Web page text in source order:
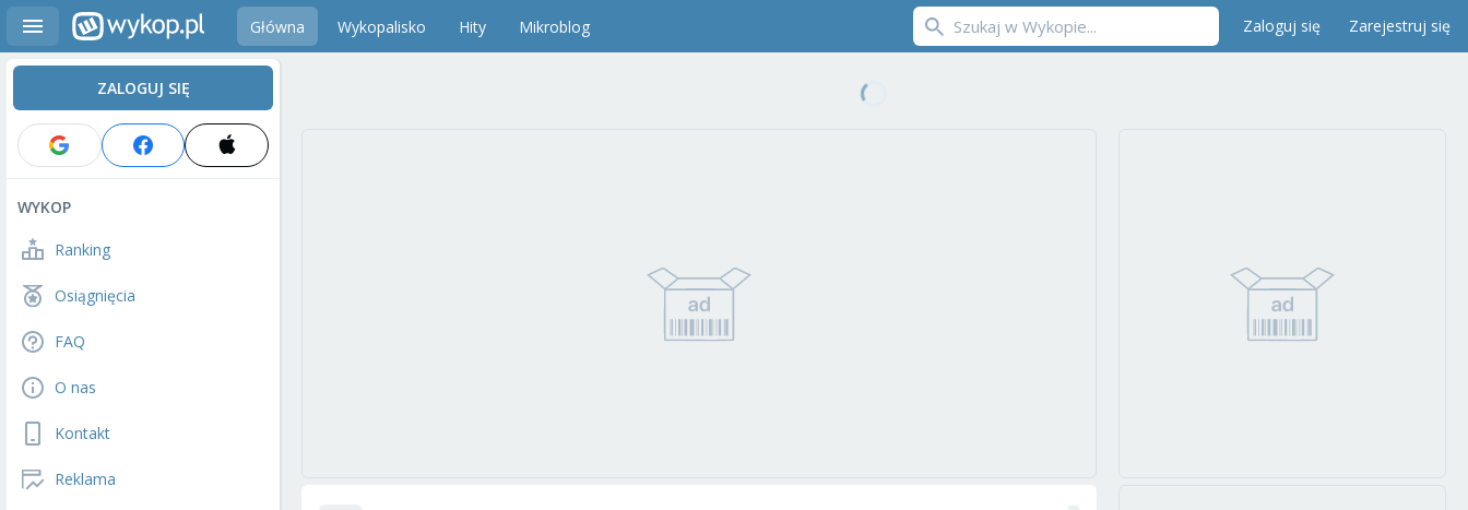
Główna Wykopalisko Hity Mikroblog Zaloguj się Zarejestruj się
ZALOGUJ SIĘ
WYKOP
Ranking
Osiągnięcia
FAQ
O nas
Kontakt
Reklama